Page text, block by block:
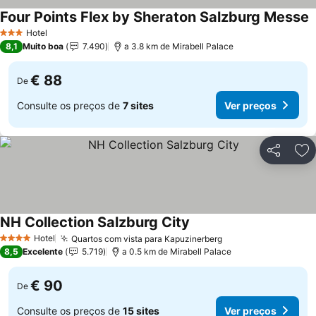
3 EstrelasHotel
Four Points Flex by Sheraton Salzburg Messe
8,1 Muito boa 7.490 a 3.8 km de Mirabell Palace
De € 88
Consulte os preços de 7 sites Ver preços
Partilhar
4 EstrelasHotel Quartos com vista para KapuzinerbergVer preços
NH Collection Salzburg City
8,5 Excelente 5.719 a 0.5 km de Mirabell Palace
De € 90
Consulte os preços de 15 sites Ver preços